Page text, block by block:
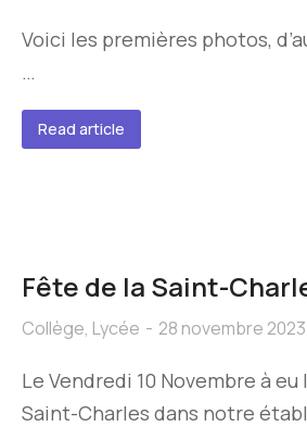
Voici les premières photos,
…
Read article
Fête de la Saint-
Collège, Lycée 28 novembre 2023
Le Vendredi 10 Novembre à
Saint-Charles dans notre